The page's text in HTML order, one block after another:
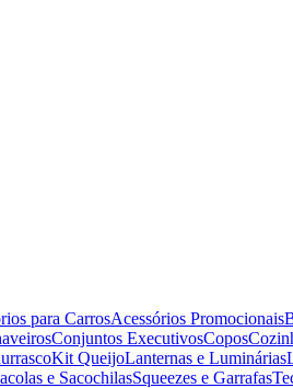
para CarrosAcessórios Promocionais
Conjuntos ExecutivosCopos
Kit QueijoLanternas e Luminárias
e SacochilasSqueezes e Garrafas